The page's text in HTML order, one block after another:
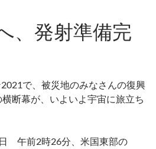
、発射準備完
で、被災地のみなさんの復興
断幕が、いよいよ宇宙に旅立ち
午前2時26分、米国東部の